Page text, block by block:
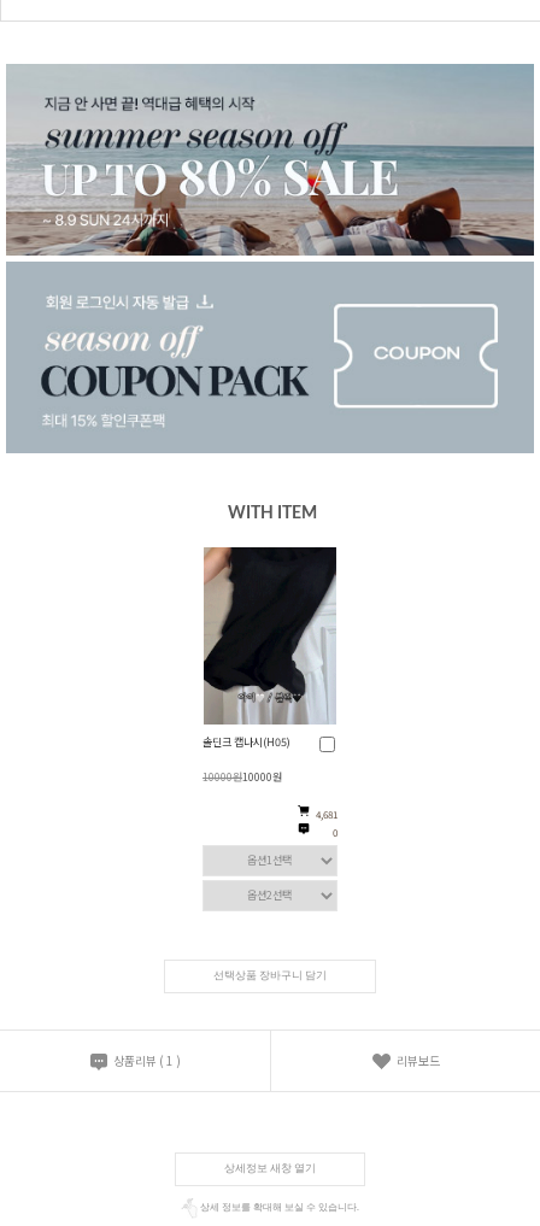
WITH ITEM
솔딘크 캡나시(H05)
10000원10000원
4,681
0
선택상품 장바구니 담기
상품리뷰 ( 1 ) 리뷰보드
상세정보 새창 열기
상세 정보를 확대해 보실 수 있습니다.